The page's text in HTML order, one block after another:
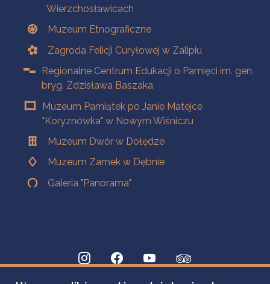
Wierzchosławicach
Muzeum Etnograficzne
Zagroda Felicji Curyłowej w Zalipiu
Regionalne Centrum Edukacji o Pamięci im. gen.
bryg. Zdzisława Baszaka
Muzeum Pamiątek po Janie Matejce
"Koryznówka" w Nowym Wiśniczu
Muzeum Dwór w Dołędze
Muzeum Zamek w Dębnie
Galeria "Panorama"